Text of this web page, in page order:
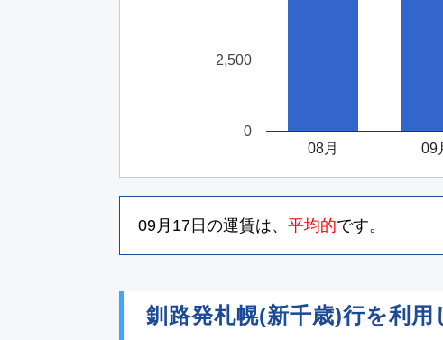
08月 09
0
2,500
09月17日 の運賃は、 平均的です。
釧路発札幌(新千歳)行を利